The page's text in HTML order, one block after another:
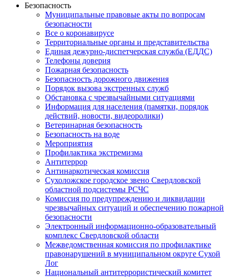
Безопасность
Муниципальные правовые акты по вопросам
безопасности
Все о коронавирусе
Территориальные органы и представительства
Единая дежурно-диспетчерская служба (ЕДДС)
Телефоны доверия
Пожарная безопасность
Безопасность дорожного движения
Порядок вызова экстренных служб
Обстановка с чрезвычайными ситуациями
Информация для населения (памятки, порядок
действий, новости, видеоролики)
Ветеринарная безопасность
Безопасность на воде
Мероприятия
Профилактика экстремизма
Антитеррор
Антинаркотическая комиссия
Сухоложское городское звено Свердловской
областной подсистемы РСЧС
Комиссия по предупреждению и ликвидации
чрезвычайных ситуаций и обеспечению пожарной
безопасности
Электронный информационно-образовательный
комплекс Cвердловской области
Межведомственная комиссия по профилактике
правонарушений в муниципальном округе Сухой
Лог
Национальный антитеррористический комитет